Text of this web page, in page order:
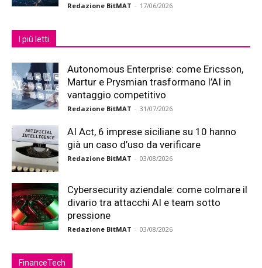
Redazione BitMAT - 17/06/2026
I più letti
Autonomous Enterprise: come Ericsson,
Martur e Prysmian trasformano l’AI in
vantaggio competitivo
Redazione BitMAT - 31/07/2026
AI Act, 6 imprese siciliane su 10 hanno
già un caso d’uso da verificare
Redazione BitMAT - 03/08/2026
Cybersecurity aziendale: come colmare il
divario tra attacchi AI e team sotto
pressione
Redazione BitMAT - 03/08/2026
FinanceTech